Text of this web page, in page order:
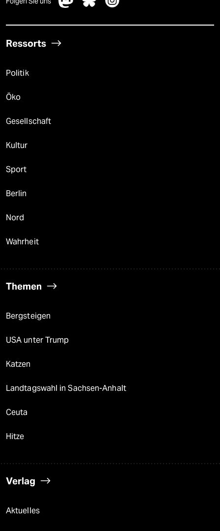
Ressorts
Politik
Öko
Gesellschaft
Kultur
Sport
Berlin
Nord
Wahrheit
Themen
Bergsteigen
USA unter Trump
Katzen
Landtagswahl in Sachsen-Anhalt
Ceuta
Hitze
Verlag
Aktuelles